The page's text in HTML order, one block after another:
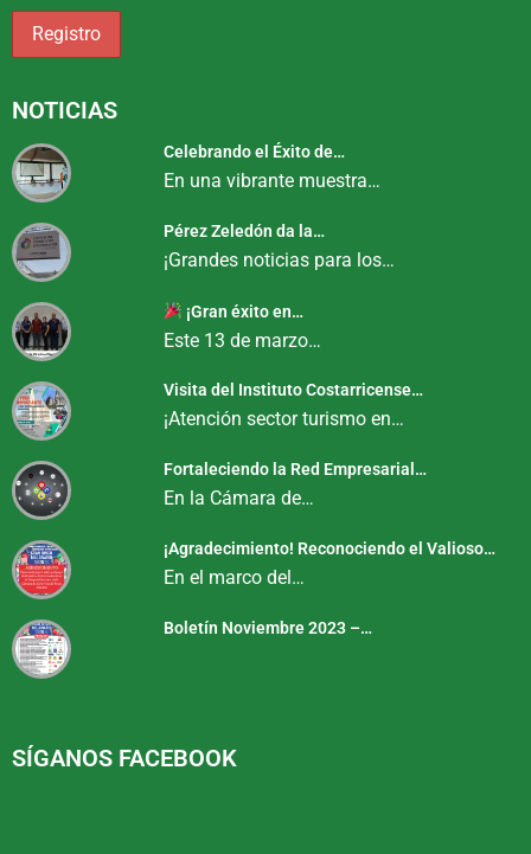
NOTICIAS
Celebrando el Éxito de…
En una vibrante muestra…
Pérez Zeledón da la…
¡Grandes noticias para los…
¡Gran éxito en…
Este 13 de marzo…
Visita del Instituto Costarricense…
¡Atención sector turismo en…
Fortaleciendo la Red Empresarial…
En la Cámara de…
¡Agradecimiento! Reconociendo el Valioso…
En el marco del…
Boletín Noviembre 2023 –…
SÍGANOS FACEBOOK